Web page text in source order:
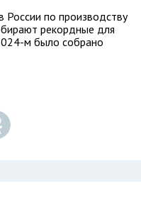
России по производству
рекордные для
м было собрано